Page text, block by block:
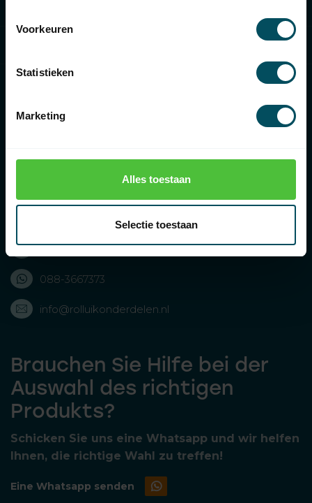
Voorkeuren
Statistieken
Marketing
Alles toestaan
Selectie toestaan
Rolluikonderdelen.nl
Bolderweg 43, 8243 RD Lelystad, Nederland
088-3667373
088-3667373
info@rolluikonderdelen.nl
Brauchen Sie Hilfe bei der
Auswahl des richtigen
Produkts?
Schicken Sie uns eine Whatsapp und wir helfen
Ihnen, die richtige Wahl zu treffen!
Eine Whatsapp senden